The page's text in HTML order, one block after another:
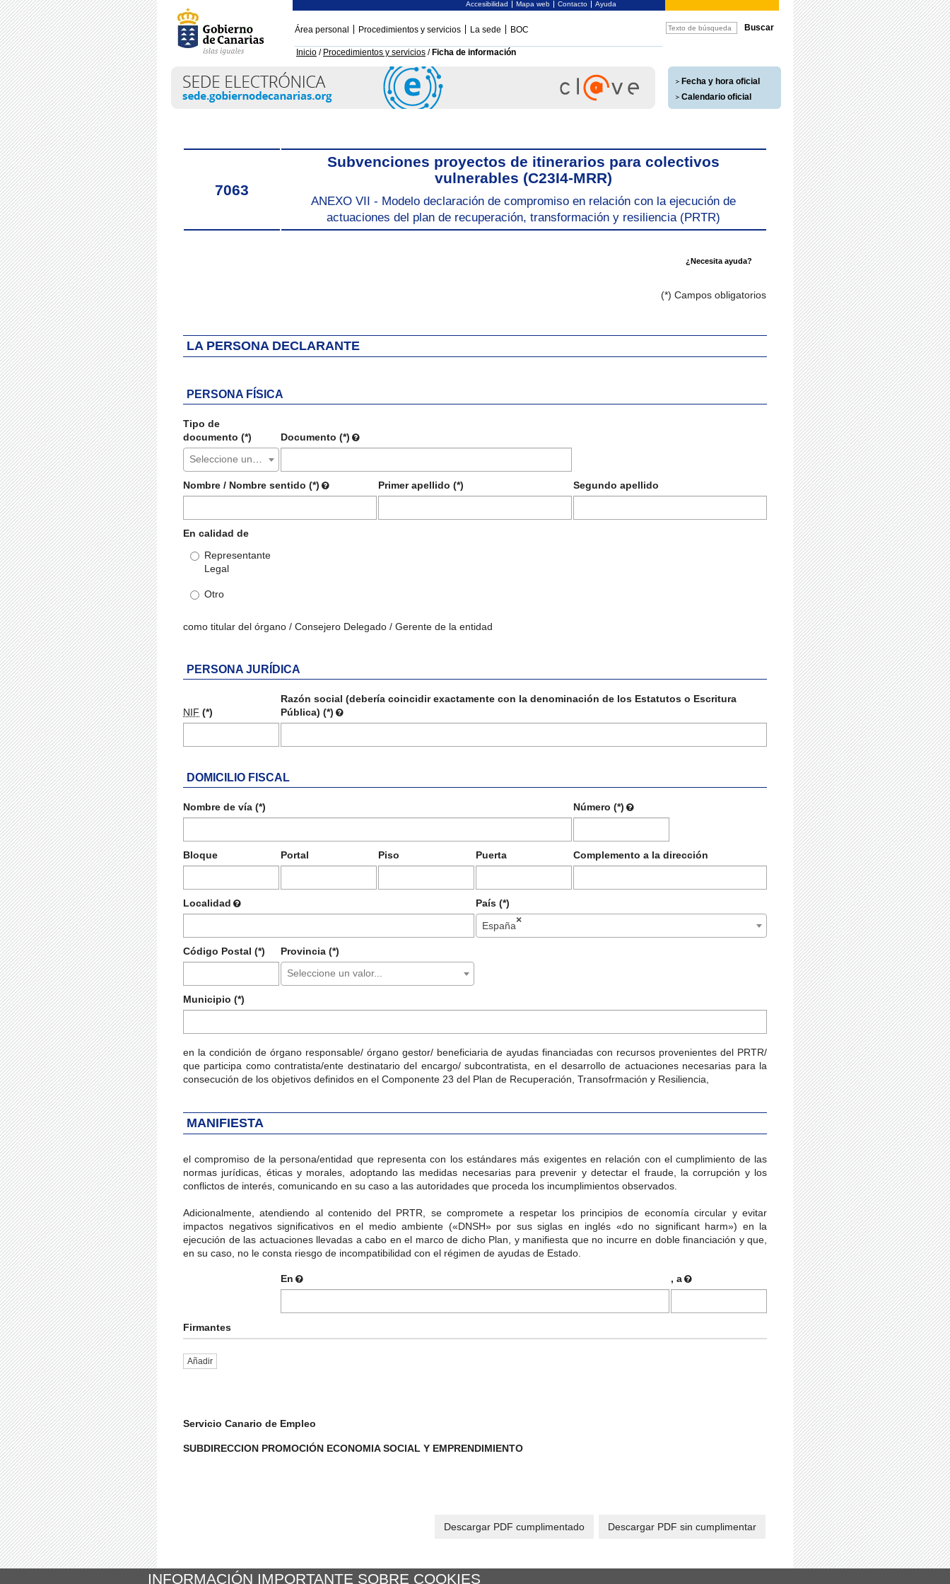
Accesibilidad Mapa web Contacto Ayuda
Área personal Procedimientos y servicios La sede BOC
Inicio / Procedimientos y servicios / Ficha de información
Fecha y hora oficial
Calendario oficial
7063
Subvenciones proyectos de itinerarios para colectivos
vulnerables (C23I4-MRR)
ANEXO VII - Modelo declaración de compromiso en relación con la ejecución de
actuaciones del plan de recuperación, transformación y resiliencia (PRTR)
¿Necesita ayuda?
(*) Campos obligatorios
LA PERSONA DECLARANTE
PERSONA FÍSICA
Tipo de
documento (*)
Documento (*)
Nombre / Nombre sentido (*) Primer apellido (*) Segundo apellido
En calidad de
Representante
Legal
Otro
como titular del órgano / Consejero Delegado / Gerente de la entidad
PERSONA JURÍDICA
NIF (*)
Razón social (debería coincidir exactamente con la denominación de los Estatutos o Escritura
Pública) (*)
DOMICILIO FISCAL
Nombre de vía (*) Número (*)
Bloque Portal Piso Puerta Complemento a la dirección
Localidad
País (*)
×
España
Código Postal (*)
Provincia (*)
Seleccione un valor...
Municipio (*)
en la condición de órgano responsable/ órgano gestor/ beneficiaria de ayudas financiadas con recursos provenientes del PRTR/
que participa como contratista/ente destinatario del encargo/ subcontratista, en el desarrollo de actuaciones necesarias para la
consecución de los objetivos definidos en el Componente 23 del Plan de Recuperación, Transofrmación y Resiliencia,
MANIFIESTA
el compromiso de la persona/entidad que representa con los estándares más exigentes en relación con el cumplimiento de las
normas jurídicas, éticas y morales, adoptando las medidas necesarias para prevenir y detectar el fraude, la corrupción y los
conflictos de interés, comunicando en su caso a las autoridades que proceda los incumplimientos observados.
Adicionalmente, atendiendo al contenido del PRTR, se compromete a respetar los principios de economía circular y evitar
impactos negativos significativos en el medio ambiente («DNSH» por sus siglas en inglés «do no significant harm») en la
ejecución de las actuaciones llevadas a cabo en el marco de dicho Plan, y manifiesta que no incurre en doble financiación y que,
en su caso, no le consta riesgo de incompatibilidad con el régimen de ayudas de Estado.
En , a
Firmantes
Añadir
Servicio Canario de Empleo
SUBDIRECCION PROMOCIÓN ECONOMIA SOCIAL Y EMPRENDIMIENTO
Descargar PDF sin cumplimentar
Descargar PDF cumplimentado
INFORMACIÓN IMPORTANTE SOBRE COOKIES